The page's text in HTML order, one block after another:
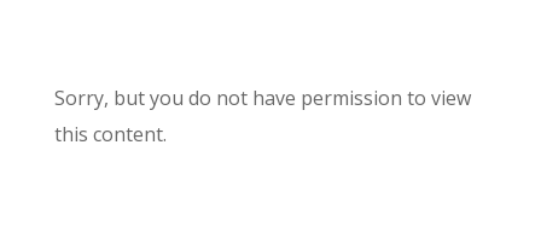
Sorry, but you do not have permission to view
this content.